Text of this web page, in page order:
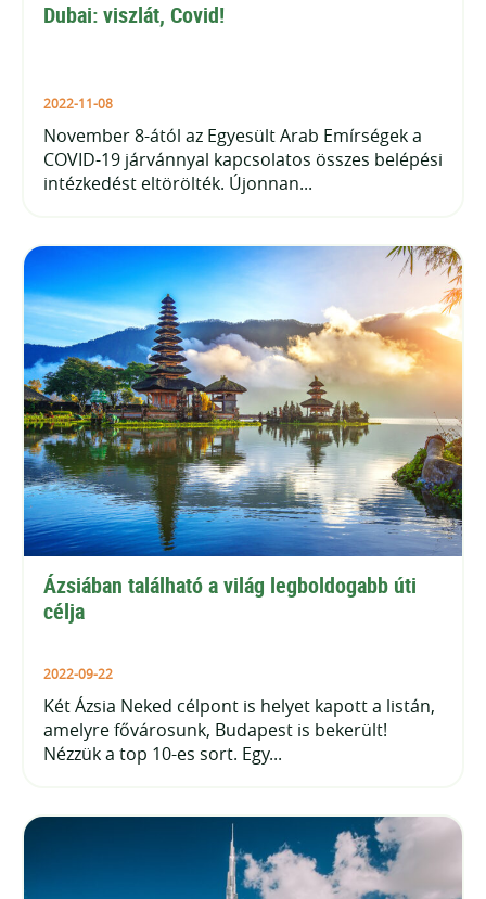
Dubai: viszlát, Covid!
2022-11-08
November 8-ától az Egyesült Arab Emírségek a
COVID-19 járvánnyal kapcsolatos összes belépési
intézkedést eltörölték. Újonnan...
Ázsiában található a világ legboldogabb úti
célja
2022-09-22
Két Ázsia Neked célpont is helyet kapott a listán,
amelyre fővárosunk, Budapest is bekerült!
Nézzük a top 10-es sort. Egy...